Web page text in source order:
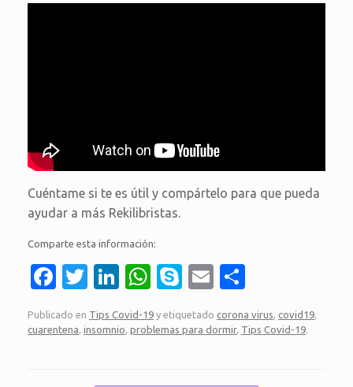
Cuéntame si te es útil y compártelo para que pueda
ayudar a más Rekilibristas.
Comparte esta información:
Fa
e
T
it
Li
k
W
at
S
y
E
ail m
Publicado en Tips Covid-19 y etiquetado corona virus, covid19,
cuarentena, insomnio, problemas para dormir, Tips Covid-19.